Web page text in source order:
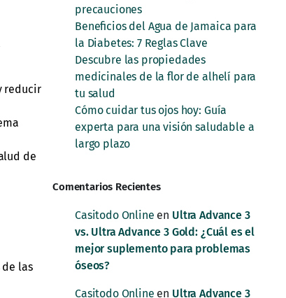
reducir
de
las
precauciones
Beneficios del Agua de Jamaica para
la Diabetes: 7 Reglas Clave
Descubre las propiedades
medicinales de la flor de alhelí para
tu salud
Cómo cuidar tus ojos hoy: Guía
experta para una visión saludable a
largo plazo
Comentarios Recientes
Casitodo Online en Ultra Advance 3
vs. Ultra Advance 3 Gold: ¿Cuál es el
mejor suplemento para problemas
óseos?
Casitodo Online en Ultra Advance 3